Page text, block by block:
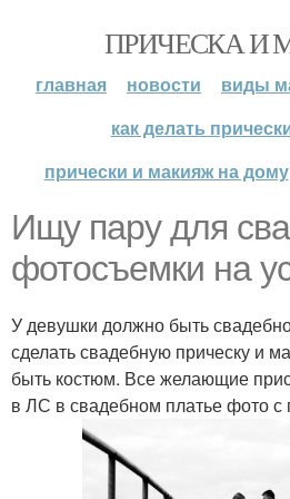
ПРИЧЕСКА И
главная новости
виды
как делать
прически и макияж на дому
Ищу пару для
фотосъемки на
У девушки должно быть
сделать свадебную прическу и
быть костюм. Все желающие
в ЛС в свадебном платье фото с